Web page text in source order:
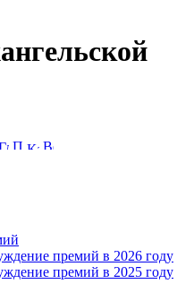
премий в 2026 году
премий в 2025 году